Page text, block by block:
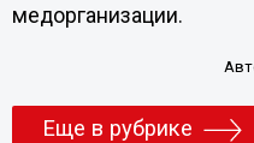
медорганизации.
Еще в рубрике